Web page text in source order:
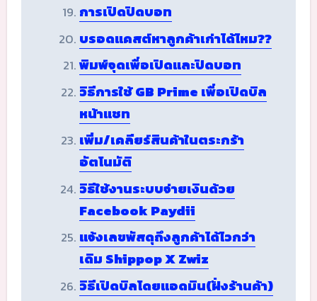
การเปิดปิดบอท
บรอดแคสต์หาลูกค้าเก่าได้ไหม??
พิมพ์จุดเพื่อเปิดและปิดบอท
วิธีการใช้ GB Prime เพื่อเปิดบิล
หน้าแชท
เพิ่ม/เคลียร์สินค้าในตระกร้า
อัตโนมัติ
วิธีใช้งานระบบจ่ายเงินด้วย
Facebook Paydii
แจ้งเลขพัสดุถึงลูกค้าได้ไวกว่า
เดิม Shippop X Zwiz
วิธีเปิดบิลโดยแอดมิน(ฝั่งร้านค้า)